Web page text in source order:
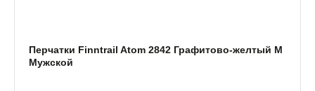
Перчатки Finntrail Atom 2842 Графитово-желтый M
Мужской